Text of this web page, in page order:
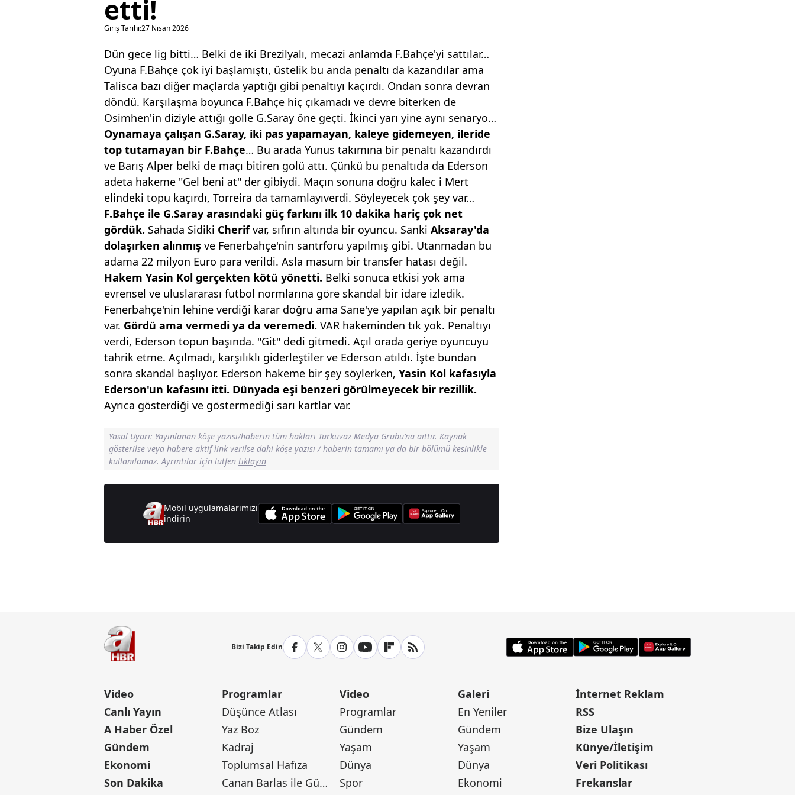
etti!
Giriş Tarihi:27 Nisan 2026
Dün gece lig bitti… Belki de iki Brezilyalı, mecazi anlamda F.Bahçe'yi sattılar…
Oyuna F.Bahçe çok iyi başlamıştı, üstelik bu anda penaltı da kazandılar ama
Talisca bazı diğer maçlarda yaptığı gibi penaltıyı kaçırdı. Ondan sonra devran
döndü. Karşılaşma boyunca F.Bahçe hiç çıkamadı ve devre biterken de
Osimhen'in diziyle attığı golle G.Saray öne geçti. İkinci yarı yine aynı senaryo…
Oynamaya çalışan G.Saray, iki pas yapamayan, kaleye gidemeyen, ileride
top tutamayan bir F.Bahçe… Bu arada Yunus takımına bir penaltı kazandırdı
ve Barış Alper belki de maçı bitiren golü attı. Çünkü bu penaltıda da Ederson
adeta hakeme "Gel beni at" der gibiydi. Maçın sonuna doğru kalec i Mert
elindeki topu kaçırdı, Torreira da tamamlayıverdi. Söyleyecek çok şey var…
F.Bahçe ile G.Saray arasındaki güç farkını ilk 10 dakika hariç çok net
gördük. Sahada Sidiki Cherifvar, sıfırın altında bir oyuncu. Sanki Aksaray'da
dolaşırken alınmış ve Fenerbahçe'nin santrforu yapılmış gibi. Utanmadan bu
adama 22 milyon Euro para verildi. Asla masum bir transfer hatası değil.
Hakem Yasin Kol gerçekten kötü yönetti. Belki sonuca etkisi yok ama
evrensel ve uluslararası futbol normlarına göre skandal bir idare izledik.
Fenerbahçe'nin lehine verdiği karar doğru ama Sane'ye yapılan açık bir penaltı
var. Gördü ama vermedi ya da veremedi. VAR hakeminden tık yok. Penaltıyı
verdi, Ederson topun başında. "Git" dedi gitmedi. Açıl orada geriye oyuncuyu
tahrik etme. Açılmadı, karşılıklı giderleştiler ve Ederson atıldı. İşte bundan
sonra skandal başlıyor. Ederson hakeme bir şey söylerken, Yasin Kol kafasıyla
Ederson'un kafasını itti. Dünyada eşi benzeri görülmeyecek bir rezillik.
Ayrıca gösterdiği ve göstermediği sarı kartlar var.
Yasal Uyarı: Yayınlanan köşe yazısı/haberin tüm hakları Turkuvaz Medya Grubu’na aittir. Kaynak
gösterilse veya habere aktif link verilse dahi köşe yazısı / haberin tamamı ya da bir bölümü kesinlikle
kullanılamaz. Ayrıntılar için lütfen tıklayın
Mobil uygulamalarımızı
indirin
Bizi Takip Edin
Video
Canlı Yayın
A Haber Özel
Gündem
Ekonomi
Son Dakika
Programlar
Düşünce Atlası
Yaz Boz
Kadraj
Toplumsal Hafıza
Canan Barlas ile Gündem
Video
Programlar
Gündem
Yaşam
Dünya
Spor
Galeri
En Yeniler
Gündem
Yaşam
Dünya
Ekonomi
İnternet Reklam
RSS
Bize Ulaşın
Künye/İletişim
Veri Politikası
Frekanslar